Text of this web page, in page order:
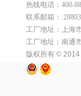
热线电话：400-
联系邮箱：
工厂地址：上海
工厂地址：南通
版权所有 ©